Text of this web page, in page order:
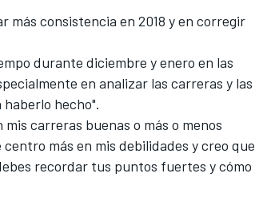
más consistencia en 2018 y en corregir
durante diciembre y enero en las
en analizar las carreras y las
hecho".
carreras buenas o más o menos
más en mis debilidades y creo que
recordar tus puntos fuertes y cómo